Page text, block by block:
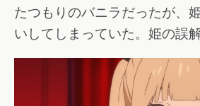
たつもりのバニラだったが、
いしてしまっていた。姫の誤